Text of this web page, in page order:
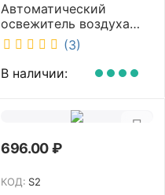
Автоматический
освежитель воздуха
DISCOVER белый
DSR0085
(3)
В наличии:
696.00₽
КОД: S2